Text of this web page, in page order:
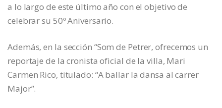
a lo largo de este último año con el objetivo de
celebrar su 50º Aniversario.
Además, en la sección “Som de Petrer, ofrecemos un
reportaje de la cronista oficial de la villa, Mari
Carmen Rico, titulado: “A ballar la dansa al carrer
Major”.